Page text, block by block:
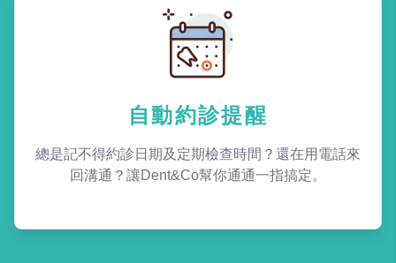
自動約診提醒
總是記不得約診日期及定期檢查時間？還在用電話來
回溝通？讓Dent&Co幫你通通一指搞定。